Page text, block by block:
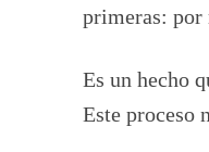
primeras: por
Es un hecho
Este proceso